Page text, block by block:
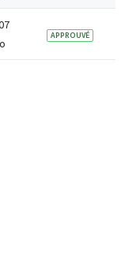
(Junior)APPROUVÉ